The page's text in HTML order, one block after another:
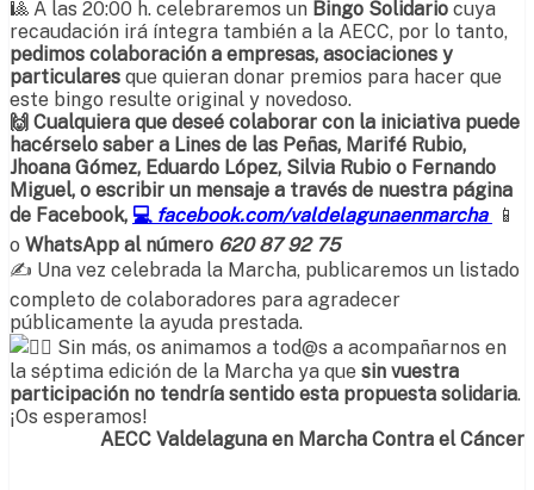
🎱 A las 20:00 h. celebraremos un Bingo Solidario cuya
recaudación irá íntegra también a la AECC, por lo tanto,
pedimos colaboración a empresas, asociaciones y
particulares que quieran donar premios para hacer que
este bingo resulte original y novedoso.
🙌 Cualquiera que deseé colaborar con la iniciativa puede
hacérselo saber a Lines de las Peñas, Marifé Rubio,
Jhoana Gómez, Eduardo López, Silvia Rubio o Fernando
Miguel, o escribir un mensaje a través de nuestra página
de Facebook, 💻 facebook.com/valdelagunaenmarcha
📱
o WhatsApp al número 620 87 92 75
✍ Una vez celebrada la Marcha, publicaremos un listado
completo de colaboradores para agradecer
públicamente la ayuda prestada.
Sin más, os animamos a tod@s a acompañarnos en
la séptima edición de la Marcha ya que sin vuestra
participación no tendría sentido esta propuesta solidaria.
¡Os esperamos!
AECC Valdelaguna en Marcha Contra el Cáncer